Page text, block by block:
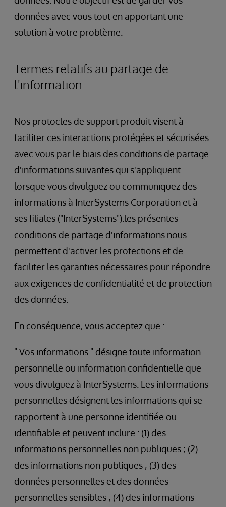
données avec vous tout en apportant une
solution à votre problème.
Termes relatifs au partage de
l'information
Nos protocles de support produit visent à
faciliter ces interactions protégées et sécurisées
avec vous par le biais des conditions de partage
d'informations suivantes qui s'appliquent
lorsque vous divulguez ou communiquez des
informations à InterSystems Corporation et à
ses filiales ("InterSystems").les présentes
conditions de partage d'informations nous
permettent d'activer les protections et de
faciliter les garanties nécessaires pour répondre
aux exigences de confidentialité et de protection
des données.
En conséquence, vous acceptez que :
" Vos informations " désigne toute information
personnelle ou information confidentielle que
vous divulguez à InterSystems. Les informations
personnelles désignent les informations qui se
rapportent à une personne identifiée ou
identifiable et peuvent inclure : (1) des
informations personnelles non publiques ; (2)
des informations non publiques ; (3) des
données personnelles et des données
personnelles sensibles ; (4) des informations